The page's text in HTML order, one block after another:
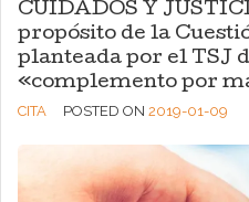
CUIDADOS Y
propósito de la
planteada por el TSJ
«complemento por
CITA POSTED ON 2019-01-09